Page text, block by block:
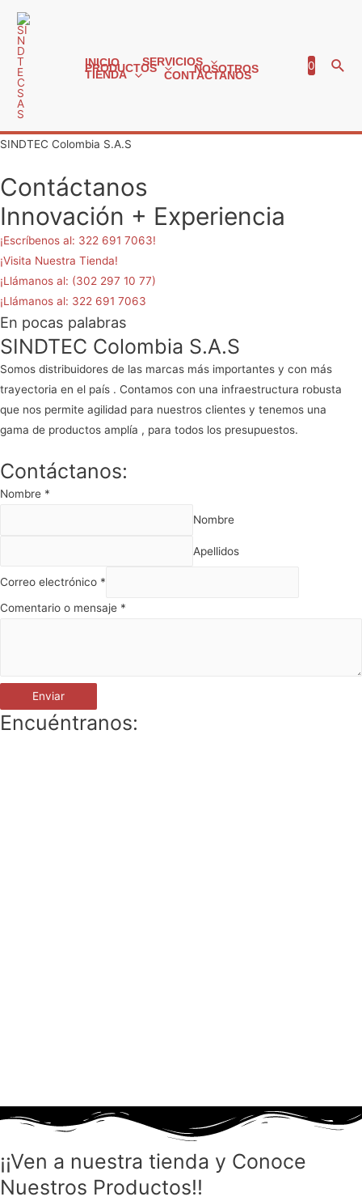
INICIO SERVICIOS
PRODUCTOS NOSOTROS
TIENDA CONTÁCTANOS
0
SINDTEC Colombia S.A.S
Contáctanos
Innovación + Experiencia
¡Escríbenos al: 322 691 7063!
¡Visita Nuestra Tienda!
¡Llámanos al: (302 297 10 77)
¡Llámanos al: 322 691 7063
En pocas palabras
SINDTEC Colombia S.A.S
Somos distribuidores de las marcas más importantes y con más
trayectoria en el país . Contamos con una infraestructura robusta
que nos permite agilidad para nuestros clientes y tenemos una
gama de productos amplía , para todos los presupuestos.
Contáctanos:
Nombre *
Nombre
Apellidos
Correo electrónico *
Comentario o mensaje *
Enviar
Encuéntranos:
¡¡Ven a nuestra tienda y Conoce
Nuestros Productos!!